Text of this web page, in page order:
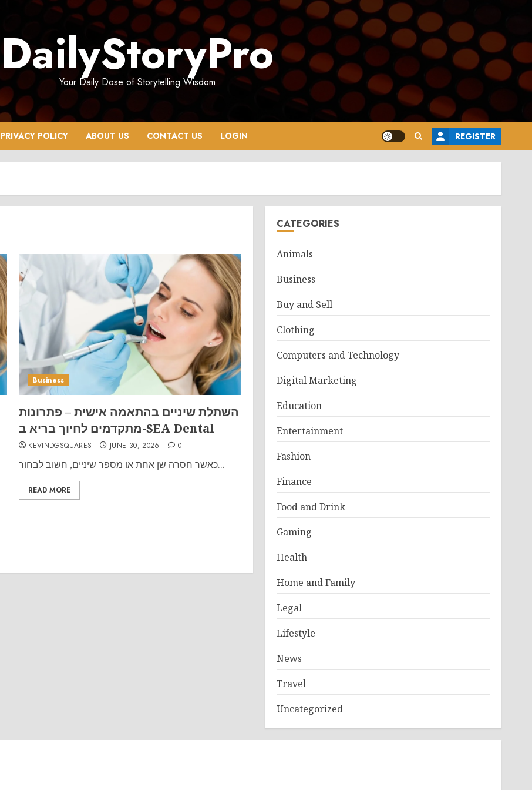
DailyStoryPro
Your Daily Dose of Storytelling Wisdom
PRIVACY POLICY ABOUT US CONTACT US LOGIN REGISTER
Business
השתלת שיניים בהתאמה אישית – פתרונות
מתקדמים לחיוך בריא ב-SEA Dental
KEVINDGSQUARES JUNE 30, 2026 0
כאשר חסרה שן אחת או מספר שיניים, חשוב לבחור...
READ MORE
CATEGORIES
Animals
Business
Buy and Sell
Clothing
Computers and Technology
Digital Marketing
Education
Entertainment
Fashion
Finance
Food and Drink
Gaming
Health
Home and Family
Legal
Lifestyle
News
Travel
Uncategorized